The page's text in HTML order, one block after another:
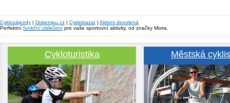
Cyklozájezdy | Dokempu.cz | Cyklobazar| Aktivni dovolená
Perfektní funkční oblečení pro vaše sportovní aktivity, od značky Moira.
Cykloturistika Městská